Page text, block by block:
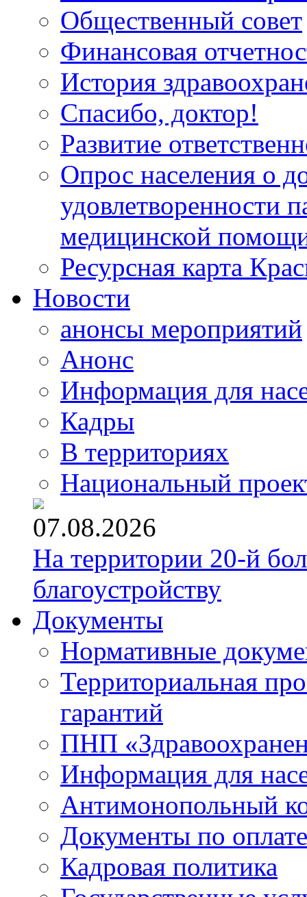
Общественный совет
Финансовая
История
Спасибо, доктор!
Развитие
Опрос населения о
удовлетворенности
медицинской
Ресурсная карта
Новости
анонсы мероприятий
Анонс
Информация для
Кадры
В территориях
Национальный
07.08.2026
На территории 20-й
благоустройству
Документы
Нормативные
Территориальная
гарантий
ПНП
Информация для
Антимонопольный
Документы по
Кадровая политика